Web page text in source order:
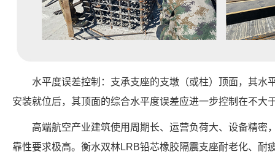
水平度误差控制：支承支座的支墩（或柱）顶面，其水
安装就位后，其顶面的综合水平度误差应进一步控制在不大
高端航空产业建筑使用周期长、运营负荷大、设备精密
靠性要求极高。衡水双林LRB铅芯橡胶隔震支座耐老化、耐